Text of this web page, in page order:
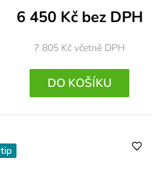
6 450 Kč bez DPH
7 805 Kčvčetně DPH
DO KOŠÍKU
tip